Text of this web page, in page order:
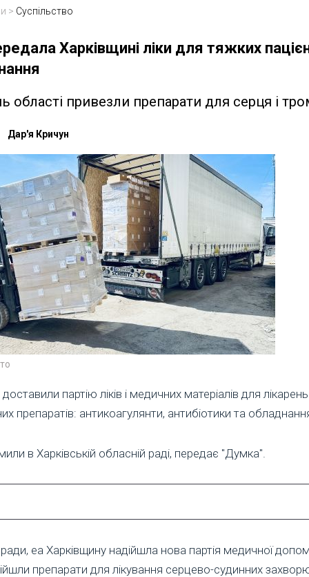
> Суспільство
Харківщині ліки для тяжких
області привезли препарати для серця і
Дар'я Кричун
партію ліків і медичних матеріалів для
препаратів: антикоагулянти, антибіотики та
в Харківській обласній раді, передає "Думка".
еа Харківщину надійшла нова партія медичної
препарати для лікування серцево-судинних